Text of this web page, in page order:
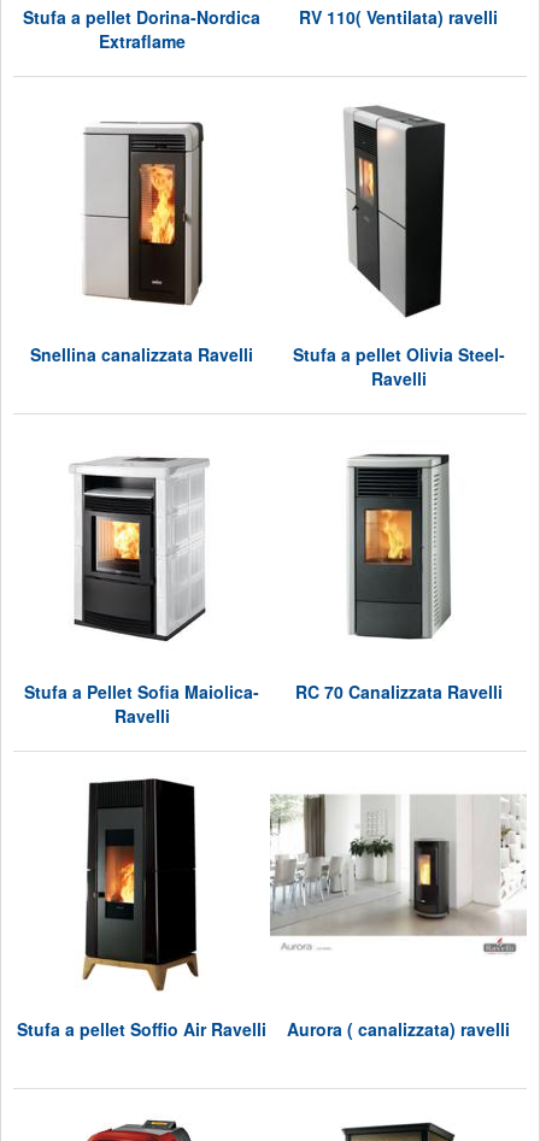
Stufa a pellet Dorina-Nordica
Extraflame
RV 110( Ventilata) ravelli
Snellina canalizzata Ravelli
Stufa a pellet Olivia Steel-
Ravelli
Stufa a Pellet Sofia Maiolica-
Ravelli
RC 70 Canalizzata Ravelli
Stufa a pellet Soffio Air Ravelli Aurora ( canalizzata) ravelli